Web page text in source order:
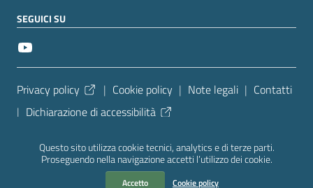
Questo sito utilizza cookie tecnici, analytics e di terze parti.
Proseguendo nella navigazione accetti l’utilizzo dei cookie.
Accetto Cookie policy
SEGUICI SU
Sezione Link Utili
Privacy policy | Cookie policy | Note legali | Contatti
| Dichiarazione di accessibilità
PA di AgID
| Realizzato con WordPress
da